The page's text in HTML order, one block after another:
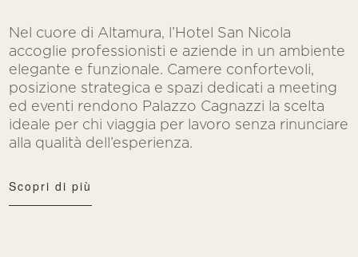
Nel cuore di Altamura, l’Hotel San Nicola
accoglie professionisti e aziende in un ambiente
elegante e funzionale. Camere confortevoli,
posizione strategica e spazi dedicati a meeting
ed eventi rendono Palazzo Cagnazzi la scelta
ideale per chi viaggia per lavoro senza rinunciare
alla qualità dell’esperienza.
Scopri di più